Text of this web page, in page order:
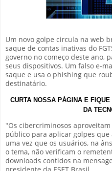
Um novo golpe circula na web
saque de contas inativas do
governo no começo deste ano,
seus dispositivos. Um falso e-
saque e usa o phishing que
destinatário.
CURTA NOSSA PÁGINA E
DA
"Os cibercriminosos
público para aplicar golpes
uma vez que os usuários, na
o tema, não verificam o
downloads contidos na
presidente da ESET Brasil.